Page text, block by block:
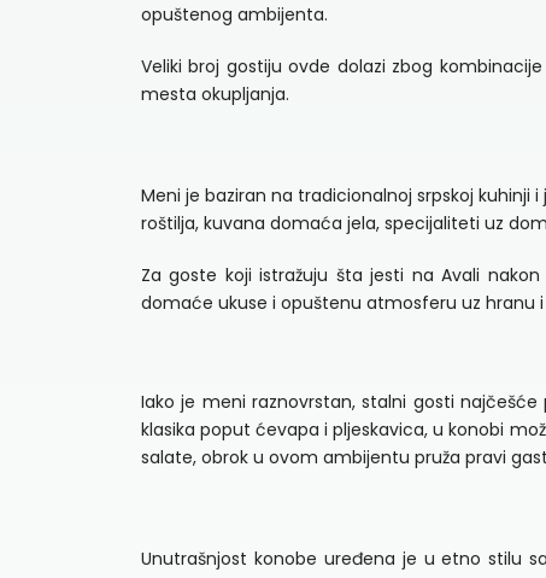
opuštenog ambijenta.
Veliki broj gostiju ovde dolazi zbog
mesta okupljanja.
Meni je baziran na tradicionalnoj srpskoj
roštilja, kuvana domaća jela, specijaliteti uz
Za goste koji istražuju šta jesti na Avali
domaće ukuse i opuštenu atmosferu uz hranu i
Iako je meni raznovrstan, stalni gosti
klasika poput ćevapa i pljeskavica, u konobi
salate, obrok u ovom ambijentu pruža pravi
Unutrašnjost konobe uređena je u etno stilu